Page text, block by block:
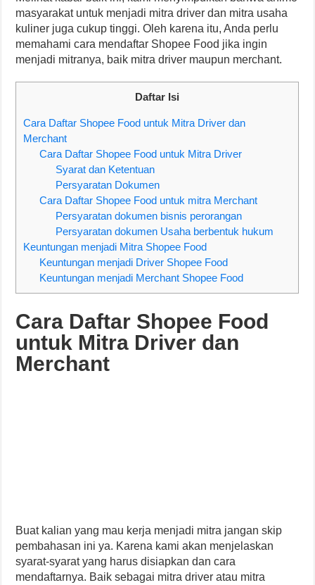
masyarakat untuk menjadi mitra driver dan mitra usaha
kuliner juga cukup tinggi. Oleh karena itu, Anda perlu
memahami cara mendaftar Shopee Food jika ingin
menjadi mitranya, baik mitra driver maupun merchant.
Daftar Isi
Cara Daftar Shopee Food untuk Mitra Driver dan
Merchant
Cara Daftar Shopee Food untuk Mitra Driver
Syarat dan Ketentuan
Persyaratan Dokumen
Cara Daftar Shopee Food untuk mitra Merchant
Persyaratan dokumen bisnis perorangan
Persyaratan dokumen Usaha berbentuk hukum
Keuntungan menjadi Mitra Shopee Food
Keuntungan menjadi Driver Shopee Food
Keuntungan menjadi Merchant Shopee Food
Cara Daftar Shopee Food
untuk Mitra Driver dan
Merchant
Buat kalian yang mau kerja menjadi mitra jangan skip
pembahasan ini ya. Karena kami akan menjelaskan
syarat-syarat yang harus disiapkan dan cara
mendaftarnya. Baik sebagai mitra driver atau mitra